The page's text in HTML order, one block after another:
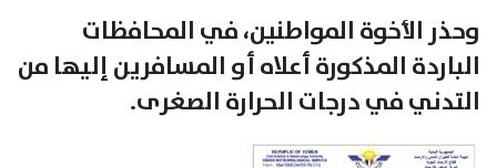
وحذر الأخوة المواطنين، في المحافظات
الباردة المذكورة أعلاه أو المسافرين إليها من
التدني في درجات الحرارة الصغرى.